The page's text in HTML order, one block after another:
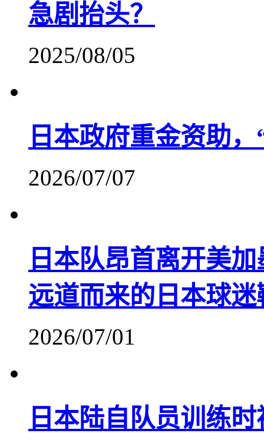
急剧抬头？
2025/08/05
日本政府重金资助
2026/07/07
日本队昂首离开美
远道而来的日本球迷
2026/07/01
日本陆自队员训练